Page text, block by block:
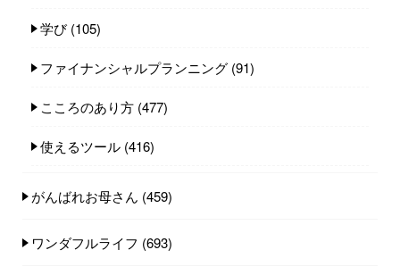
学び(105)
ファイナンシャルプランニング (91)
こころのあり方 (477)
使えるツール (416)
がんばれお母さん (459)
ワンダフルライフ (693)